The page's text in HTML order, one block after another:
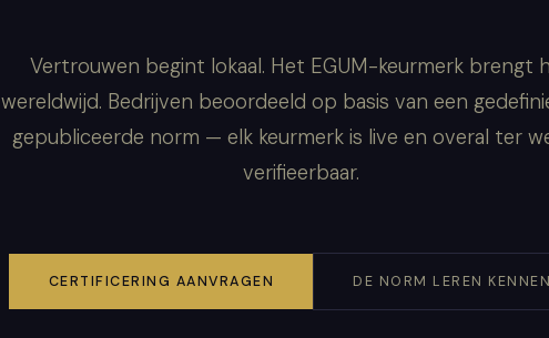
Vertrouwen begint lokaal. Het EGUM-keurmerk brengt
wereldwijd. Bedrijven beoordeeld op basis van een
gepubliceerde norm — elk keurmerk is live en overal ter
verifieerbaar.
CERTIFICERING AANVRAGEN DE NORM LEREN